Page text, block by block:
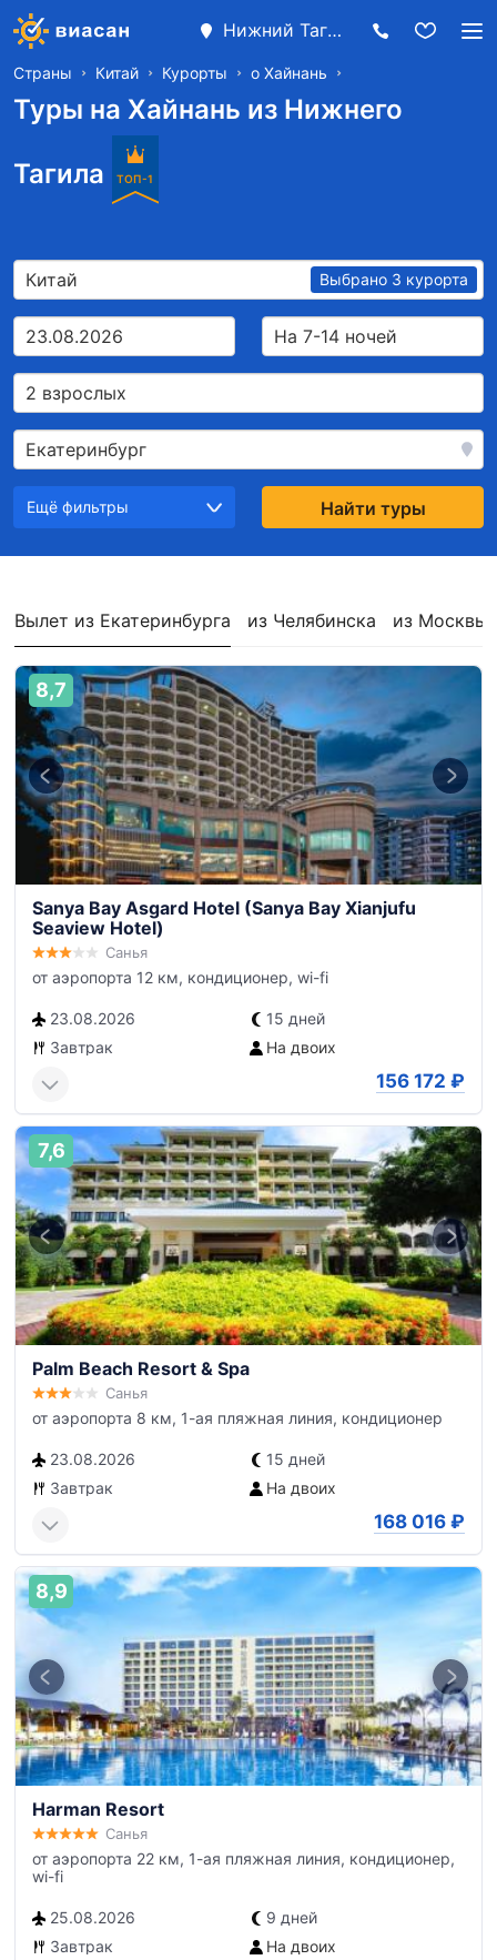
Нижний Тагил
Страны Китай Курорты о Хайнань
Туры на Хайнань из Нижнего
Тагила
ТОП-1
Китай Выбрано 3 курорта
23.08.2026 На 7-14 ночей
2 взрослых
Екатеринбург
Ещё фильтры Найти туры
Вылет из Екатеринбурга из Челябинска из Москвы
8,7
Sanya Bay Asgard Hotel (Sanya Bay Xianjufu
Seaview Hotel)
Санья
от аэропорта 12 км, кондиционер, wi-fi
23.08.2026
15 дней
Завтрак
На двоих
156 172 ₽
7,6
Palm Beach Resort & Spa
Санья
от аэропорта 8 км, 1-ая пляжная линия, кондиционер
23.08.2026
15 дней
Завтрак
На двоих
168 016 ₽
8,9
Harman Resort
Санья
от аэропорта 22 км, 1-ая пляжная линия, кондиционер,
wi-fi
25.08.2026
9 дней
Завтрак
На двоих